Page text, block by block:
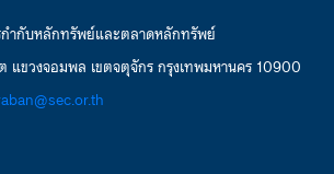
กำกับหลักทรัพย์และตลาดหลักทรัพย์
แขวงจอมพล เขตจตุจักร กรุงเทพมหานคร 10900